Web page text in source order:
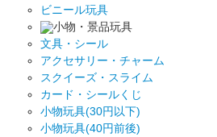
ビニール玩具
小物・景品玩具
文具・シール
アクセサリー・チャーム
スクイーズ・スライム
カード・シールくじ
小物玩具(30円以下)
小物玩具(40円前後)